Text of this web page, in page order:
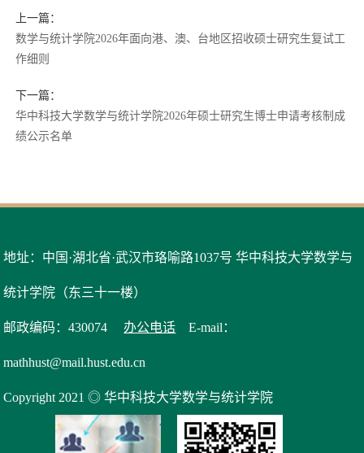
上一篇：
数学与统计学院2026年面向港、澳、台地区招收硕士研究生复试工
作细则
下一篇：
华中科技大学数学与统计学院2026年硕士研究生博士申请考核制成
绩公示名单
地址：中国·湖北省·武汉市珞喻路1037号 华中科技大学数学与
统计学院（东三十一楼）
邮政编码：430074 办公电话 E-mail：
mathhust@mail.hust.edu.cn
Copyright 2021 ◎ 华中科技大学数学与统计学院